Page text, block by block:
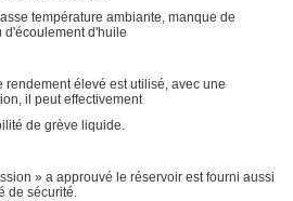
température ambiante, manque de
d'huile
élevé est utilisé, avec une
il peut effectivement
de grève liquide.
» a approuvé le réservoir est fourni aussi
de sécurité.